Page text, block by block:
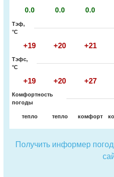
0.0 0.0 0.0
Тэф,
°C
+19 +20 +21
Тэфс,
°C
+19 +20 +27
Комфортность
погоды
тепло тепло комфорт
Получить информер